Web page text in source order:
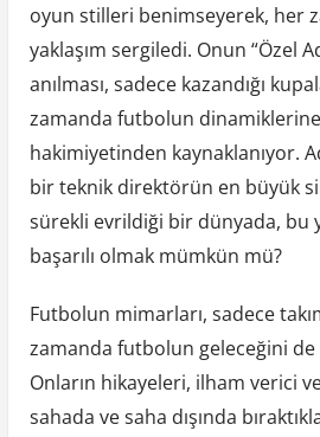
oyun stilleri benimseyerek, her
yaklaşım sergiledi. Onun “Özel
anılması, sadece kazandığı
zamanda futbolun
hakimiyetinden kaynaklanıyor.
bir teknik direktörün en büyük
sürekli evrildiği bir dünyada, bu
başarılı olmak mümkün mü?
Futbolun mimarları, sadece
zamanda futbolun geleceğini
Onların hikayeleri, ilham verici
sahada ve saha dışında